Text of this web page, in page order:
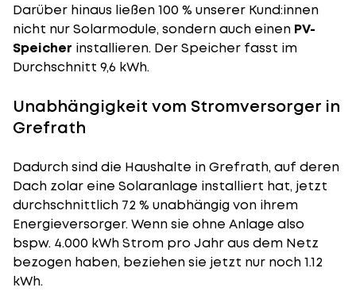
Darüber hinaus ließen 100 % unserer Kund:innen
nicht nur Solarmodule, sondern auch einen PV-
Speicher installieren. Der Speicher fasst im
Durchschnitt 9,6 kWh.
Unabhängigkeit vom Stromversorger in
Grefrath
Dadurch sind die Haushalte in Grefrath, auf deren
Dach zolar eine Solaranlage installiert hat, jetzt
durchschnittlich 72 % unabhängig von ihrem
Energieversorger. Wenn sie ohne Anlage also
bspw. 4.000 kWh Strom pro Jahr aus dem Netz
bezogen haben, beziehen sie jetzt nur noch 1.12
kWh.